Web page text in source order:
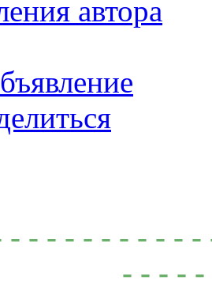
автора
- - - - - - - - - -
- - - -